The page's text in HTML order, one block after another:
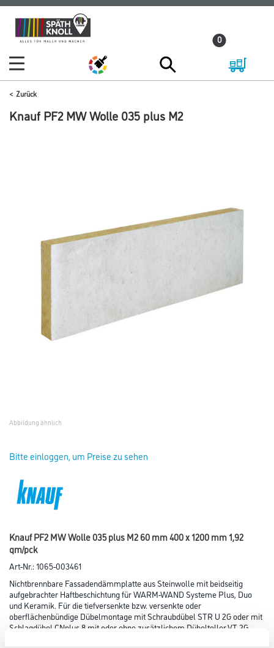
Zum
Inhalt
Zum
Navigationsmenü
0
Zurück
Knauf PF2 MW Wolle 035 plus M2
Abbildung ähnlich
Bitte einloggen, um Preise zu sehen
Knauf PF2 MW Wolle 035 plus M2 60 mm 400 x 1200 mm 1,92
qm/pck
Art-Nr.:1065-003461
Nichtbrennbare Fassadendämmplatte aus Steinwolle mit beidseitig
aufgebrachter Haftbeschichtung für WARM-WAND Systeme Plus, Duo
und Keramik. Für die tiefversenkte bzw. versenkte oder
oberflächenbündige Dübelmontage mit Schraubdübel STR U 2G oder mit
Schlagdübel CNplus 8 mit oder ohne zusätzlichem Dübelteller VT 2G